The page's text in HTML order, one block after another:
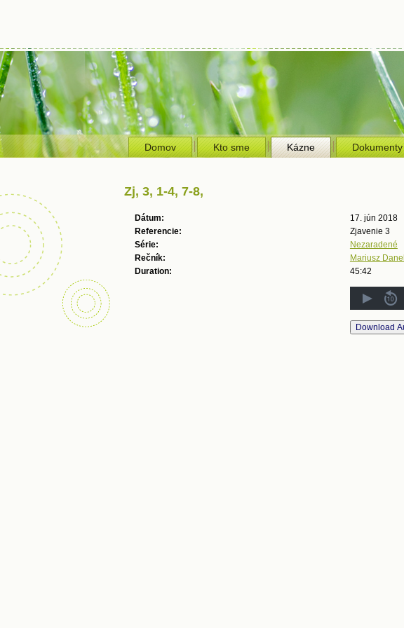
Domov Kto sme Kázne Dokumenty
Zj, 3, 1-4, 7-8,
Dátum:
17. jún 2018
Referencie:
Zjavenie 3
Série:
Nezaradené
Rečník:
Mariusz Danel
Duration:
45:42